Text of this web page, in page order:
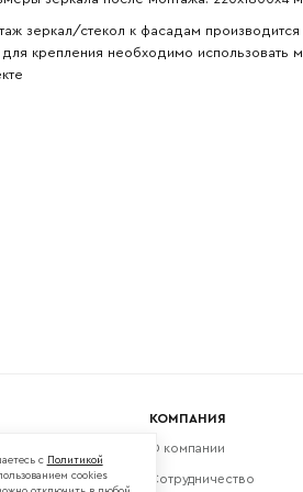
зеркал/стекол к фасадам производится
крепления необходимо использовать
КОМПАНИЯ
О компании
Сотрудничество
с Политикой
cookies